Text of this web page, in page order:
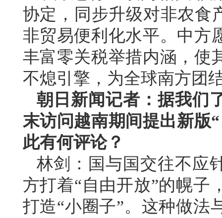
协定，同步升级对非农食
非贸易便利化水平。中方
丰富零关税举措内涵，使
不熄引擎，为全球南方团
朝日新闻记者：据我们
末访问越南期间提出新版
此有何评论？
林剑：国与国交往不应
方打着“自由开放”的幌子
打造“小圈子”。这种做法